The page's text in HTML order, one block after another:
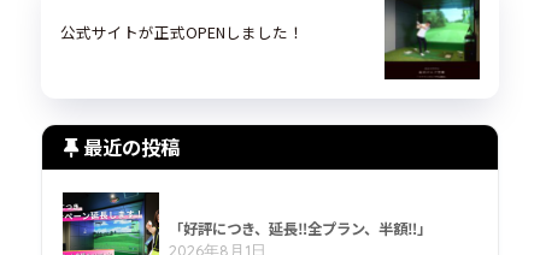
公式サイトが正式OPENしました！
最近の投稿
「好評につき、延長‼全プラン、半額‼」
2026年8月1日